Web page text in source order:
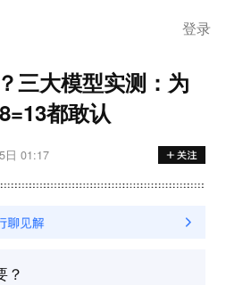
登录
三大模型实测：为
都敢认
日 01:17
？